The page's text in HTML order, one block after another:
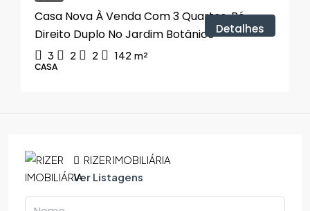
Casa Nova À Venda Com 3 Quartos, Pé-
Direito Duplo No Jardim Botânico
3 2 2 142 m²
CASA
Detalhes
RIZER IMOBILIÁRIA
Ver Listagens